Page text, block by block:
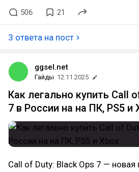
506 21
3 ответа на пост
ggsel.net
Гайды 12.11.2025
Как легально купить Call
7 в России на на ПК, PS5 и
Call of Duty: Black Ops 7 — новая